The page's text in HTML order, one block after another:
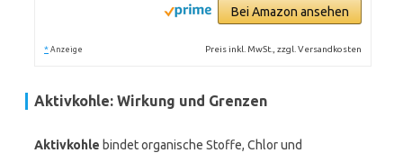
Bei Amazon ansehen
* Anzeige Preis inkl. MwSt., zzgl. Versandkosten
Aktivkohle: Wirkung und Grenzen
Aktivkohle bindet organische Stoffe, Chlor und